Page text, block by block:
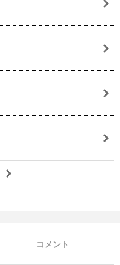
コメント